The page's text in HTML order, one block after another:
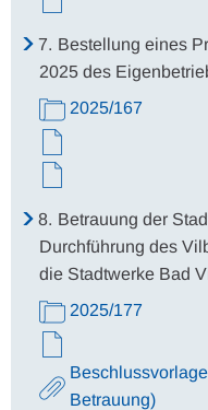
7. Bestellung eines
2025 des
2025/167
8. Betrauung der
Durchführung des
die Stadtwerke Bad
2025/177
Betrauung)